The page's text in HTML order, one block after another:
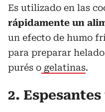
Es utilizado en las
rápidamente un
un efecto de humo
para preparar
purés o gelatinas.
2.